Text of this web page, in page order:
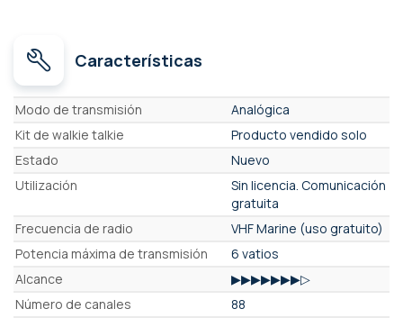
Características
Características
Modo de transmisión
Analógica
Kit de walkie talkie
Producto vendido solo
Estado
Nuevo
Utilización
Sin licencia. Comunicación
gratuita
Frecuencia de radio
VHF Marine (uso gratuito)
Potencia máxima de transmisión
6 vatios
Alcance
▶▶▶▶▶▶▶▷
Número de canales
88